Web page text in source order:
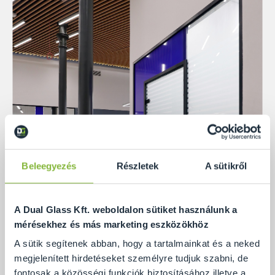
Beleegyezés Részletek A sütikről
A Dual Glass Kft. weboldalon sütiket használunk a
mérésekhez és más marketing eszközökhöz
A sütik segítenek abban, hogy a tartalmainkat és a neked
megjelenített hirdetéseket személyre tudjuk szabni, de
fontosak a közösségi funkciók biztosításához illetve a